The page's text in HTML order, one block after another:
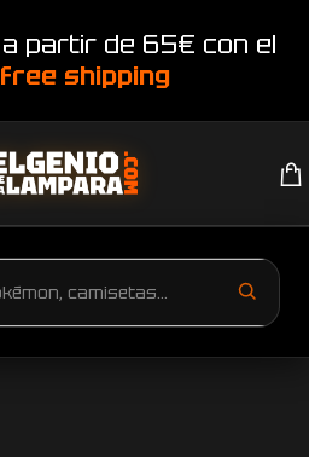
a partir de 65€ con el
free shipping